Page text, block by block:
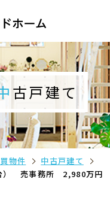
中古戸建て
物件
中古戸建て
） 売事務所 2,980万円